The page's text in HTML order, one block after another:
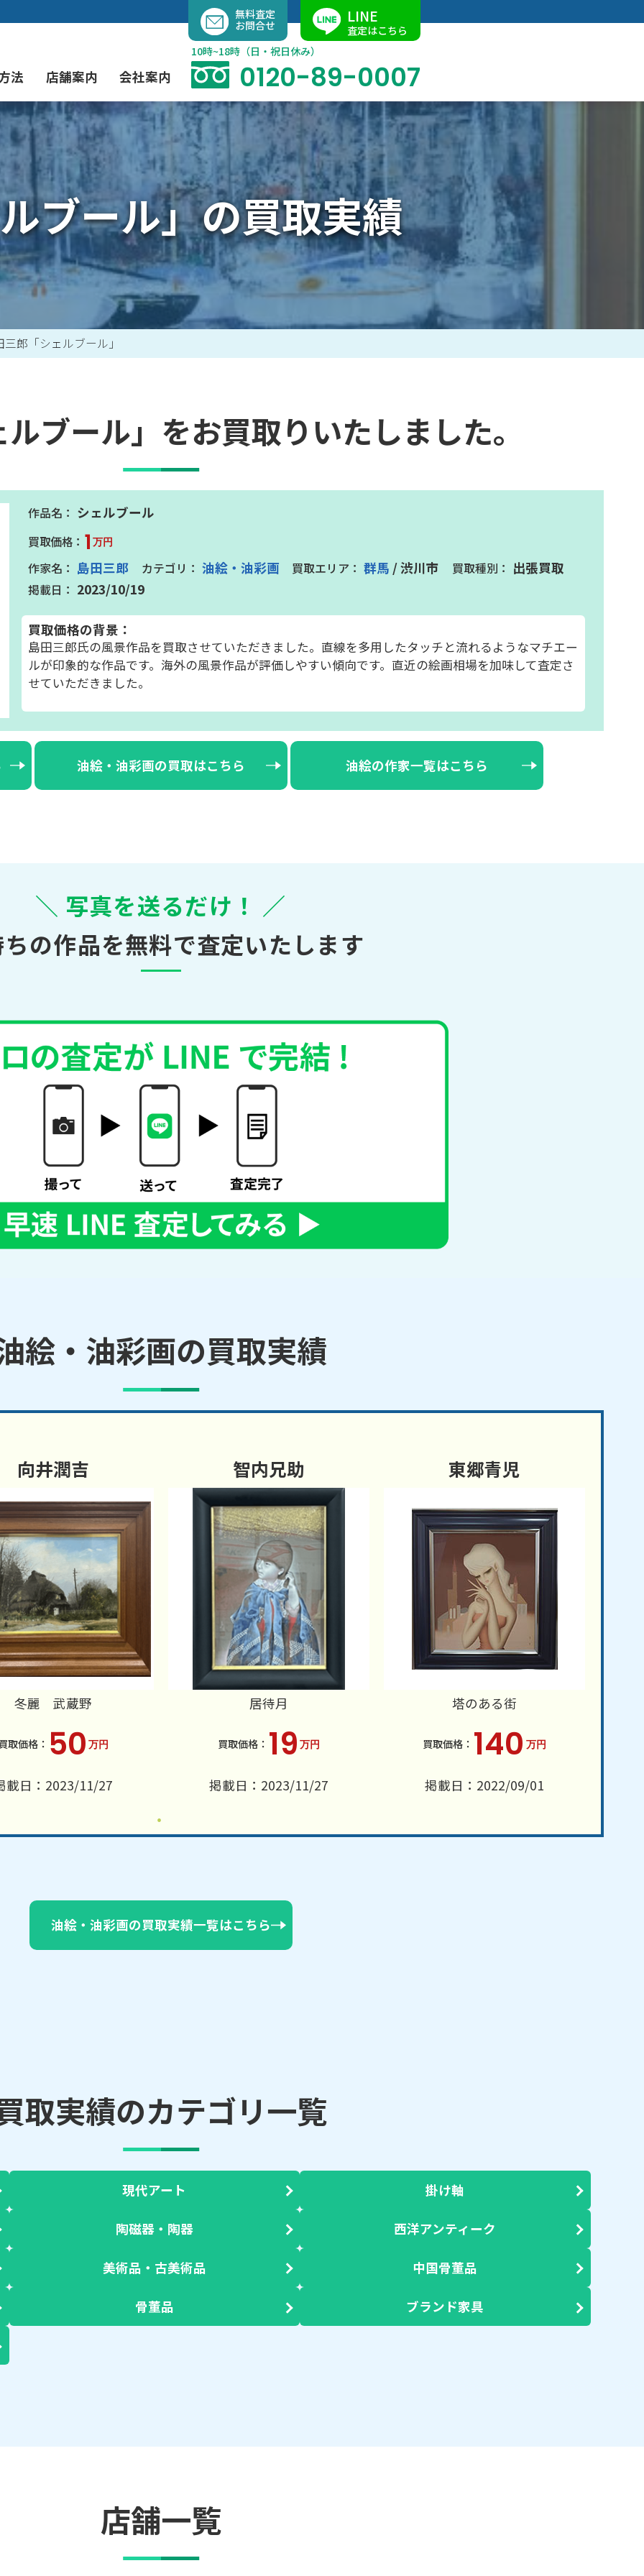
容
キ
ッ
プ
よくあるご質問 ブログ
instagram Facebook
現代アート買取 掛軸買取
茶道具買取 陶磁器・陶器買取
彫刻・ブロンズ買取 美術品・古美術品買取
ジュエリー・ウォッチ買取
法
出張買取（無料） 店舗での買取
業者間オークション出品代行 催事買取
店舗案内
大阪店 名古屋店
会社案内
当社の特徴 求人情報
無料査定
お問合せ
LINE
査定はこちら
10時~18時（日・祝日休み）
0120-89-0007
ブール」の買取実績
三郎「シェルブール」
ブール」をお買取りいたしました。
シェルブール
1 万円
島田三郎 油絵・油彩画 群馬 / 渋川市
出張買取
2023/10/19
買取価格の背景：
島田三郎氏の風景作品を買取させていただきました。直線を多用したタッチと流れるようなマチエー
ルが印象的な作品です。海外の風景作品が評価しやすい傾向です。直近の絵画相場を加味して査定さ
せていただきました。
油絵・油彩画の買取はこちら 油絵の作家一覧はこちら
＼ 写真を送るだけ！ ／
の作品を無料で査定いたします
絵・油彩画の買取実績
向井潤吉
冬麗 武蔵野
50 万円
載日：2023/11/27
智内兄助
居待月
19 万円
掲載日：2023/11/27
東郷青児
塔のある街
140 万円
掲載日：2022/09/01
油絵・油彩画の買取実績一覧はこちら
取実績のカテゴリ一覧
現代アート 掛け軸
陶磁器・陶器 西洋アンティーク
美術品・古美術品 中国骨董品
骨董品 ブランド家具
店舗一覧